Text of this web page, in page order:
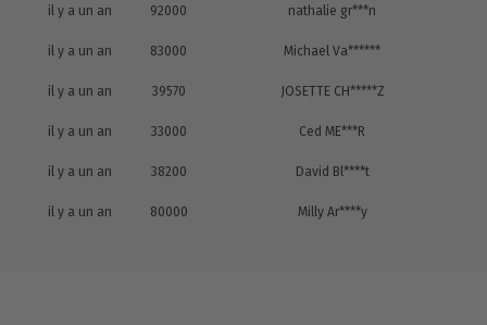
il y a un an 92000 nathalie gr***n
il y a un an 83000 Michael Va******
il y a un an 39570 JOSETTE CH*****Z
il y a un an 33000 Ced ME***R
il y a un an 38200 David Bl****t
il y a un an 80000 Milly Ar****y